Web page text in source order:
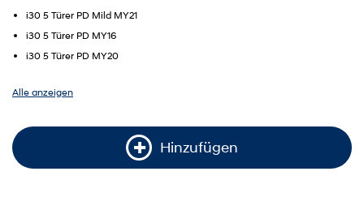
i30 5 Türer PD Mild MY21
i30 5 Türer PD MY16
i30 5 Türer PD MY20
Alle anzeigen
Hinzufügen